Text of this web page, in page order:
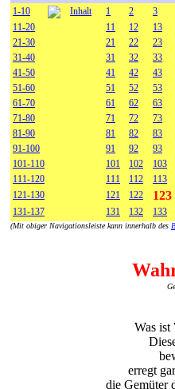
1-10 Inhalt 1 2 3
11-20
11 12 13
21-30
21 22 23
31-40
31 32 33
41-50
41 42 43
51-60
51 52 53
61-70
61 62 63
71-80
71 72 73
81-90
81 82 83
91-100
91 92 93
101-110
101 102 103
111-120
111 112 113
121-130
121 122 123
131-137
131 132 133
(Mit obiger Navigationsleiste kann innerhalb des
Was ist
erregt
die Gemüter